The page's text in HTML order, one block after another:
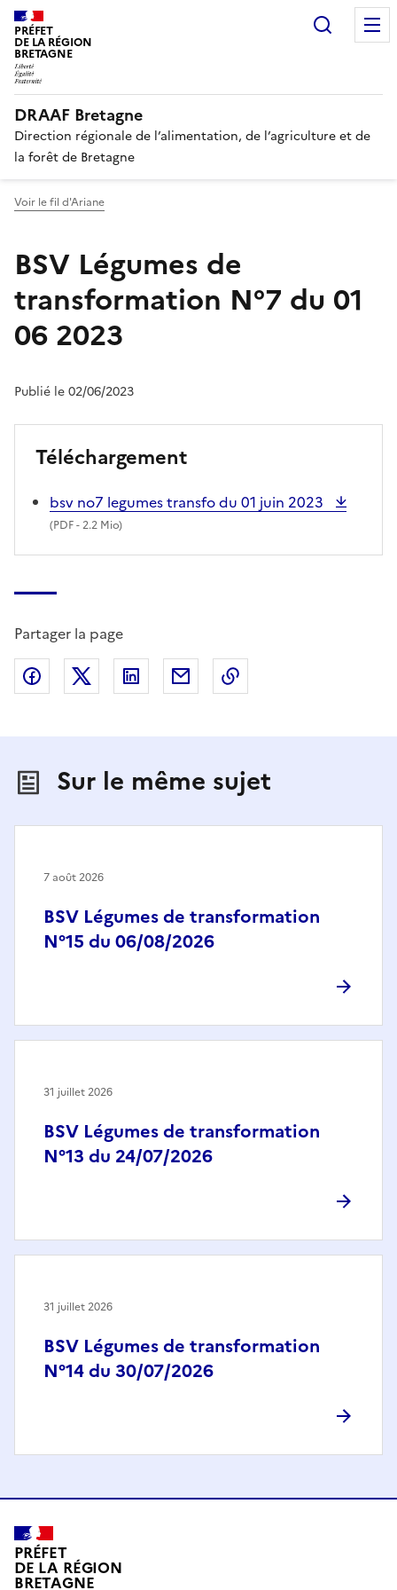
PRÉFET
DE LA RÉGION
BRETAGNE
DRAAF Bretagne
Direction régionale de l’alimentation, de l’agriculture et de
la forêt de Bretagne
Voir le fil d'Ariane
BSV Légumes de
transformation N°7 du 01
06 2023
Publié le 02/06/2023
Téléchargement
bsv no7 legumes transfo du 01 juin 2023
(PDF- 2.2 Mio)
Partager la page
Partager sur Facebook
Partager sur X (anciennement Twitter)
Partager sur LinkedIn
Partager par email
Sur le même sujet
BSV Légumes de transformation
N°15 du 06/08/2026
7 août 2026
BSV Légumes de transformation
N°13 du 24/07/2026
31 juillet 2026
BSV Légumes de transformation
N°14 du 30/07/2026
31 juillet 2026
PRÉFET
DE LA RÉGION
BRETAGNE